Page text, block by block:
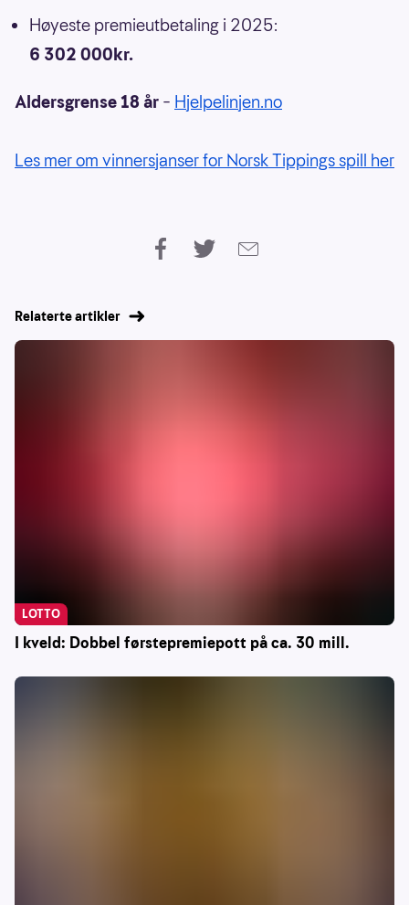
Høyeste premieutbetaling i 2025:
6 302 000kr.
Aldersgrense 18 år – Hjelpelinjen.no
Les mer om vinnersjanser for Norsk Tippings spill her
Relaterte artikler
I kveld: Dobbel førstepremiepott på ca. 30 mill.
LOTTO